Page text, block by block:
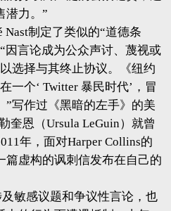
潜力。”
Nast制定了类似的“道德条
因言论成为公众声讨、蔑视或
选择与其终止协议。《纽约
一个‘ Twitter 暴民时代’，冒
写作过《黑暗的左手》的美
奎恩（Ursula LeGuin）就曾
年，面对Harper Collins的
篇虚构的讽刺信发布在自己的
敏感议题和争议性言论，也